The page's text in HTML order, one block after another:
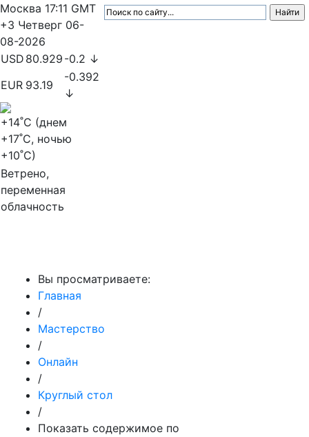
Москва 17:11 GMT
+3 Четверг 06-
08-2026
USD 80.929 -0.2 ↓
EUR 93.19
-0.392
↓
+14˚C (днем
+17˚C, ночью
+10˚C)
Ветрено,
переменная
облачность
Вы просматриваете:
Главная
/
Мастерство
/
Онлайн
/
Круглый стол
/
Показать содержимое по